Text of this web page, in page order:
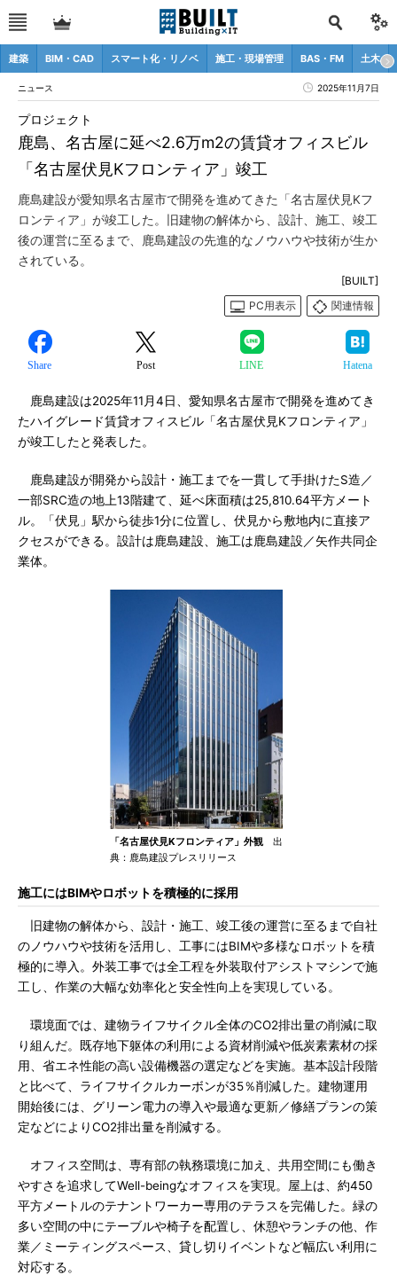
建築 BIM・CAD スマート化・リノベ 施工・現場管理 BAS・FM 土木
ニュース 2025年11月7日
鹿島、名古屋に延べ2.6万m2の賃貸オフィスビル
「名古屋伏見Kフロンティア」竣工
プロジェクト
鹿島建設が愛知県名古屋市で開発を進めてきた「名古屋伏見Kフ
ロンティア」が竣工した。旧建物の解体から、設計、施工、竣工
後の運営に至るまで、鹿島建設の先進的なノウハウや技術が生か
されている。
[BUILT]
PC用表示
関連情報
Share Post LINE Hatena
鹿島建設は2025年11月4日、愛知県名古屋市で開発を進めてき
たハイグレード賃貸オフィスビル「名古屋伏見Kフロンティア」
が竣工したと発表した。
鹿島建設が開発から設計・施工までを一貫して手掛けたS造／
一部SRC造の地上13階建て、延べ床面積は25,810.64平方メート
ル。「伏見」駅から徒歩1分に位置し、伏見から敷地内に直接ア
クセスができる。設計は鹿島建設、施工は鹿島建設／矢作共同企
業体。
「名古屋伏見Kフロンティア」外観 出
典：鹿島建設プレスリリース
施工にはBIMやロボットを積極的に採用
旧建物の解体から、設計・施工、竣工後の運営に至るまで自社
のノウハウや技術を活用し、工事にはBIMや多様なロボットを積
極的に導入。外装工事では全工程を外装取付アシストマシンで施
工し、作業の大幅な効率化と安全性向上を実現している。
環境面では、建物ライフサイクル全体のCO2排出量の削減に取
り組んだ。既存地下躯体の利用による資材削減や低炭素素材の採
用、省エネ性能の高い設備機器の選定などを実施。基本設計段階
と比べて、ライフサイクルカーボンが35％削減した。建物運用
開始後には、グリーン電力の導入や最適な更新／修繕プランの策
定などによりCO2排出量を削減する。
オフィス空間は、専有部の執務環境に加え、共用空間にも働き
やすさを追求してWell-beingなオフィスを実現。屋上は、約450
平方メートルのテナントワーカー専用のテラスを完備した。緑の
多い空間の中にテーブルや椅子を配置し、休憩やランチの他、作
業／ミーティングスペース、貸し切りイベントなど幅広い利用に
対応する。